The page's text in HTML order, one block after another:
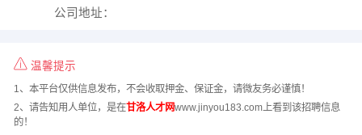
公司地址：
温馨提示
1、本平台仅供信息发布，不会收取押金、保证金，请微友务必谨慎！
2、请告知用人单位，是在甘洛人才网www.jinyou183.com上看到该招聘信息
的！